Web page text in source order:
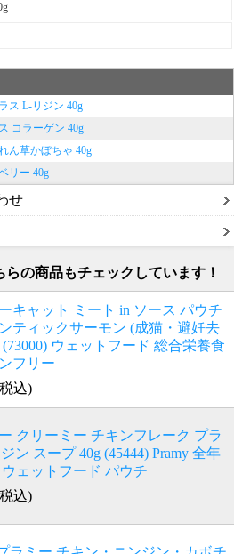
ス L-リジン 40g
コラーゲン 40g
ん草かぼちゃ 40g
リー 40g
せ
の商品もチェックしています！
キャット ミート in ソース パウチ
ティックサーモン (成猫・避妊去
(73000) ウェットフード 総合栄養食
フリー
込)
クリーミー チキンフレーク プラ
ン スープ 40g (45444) Pramy 全年
ェットフード パウチ
込)